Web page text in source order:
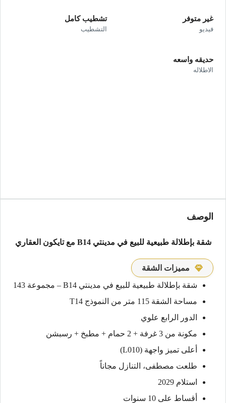
غير متوفر
فيديو
تشطيب كامل
التشطيب
حديقه واسعه
الاطلاله
الوصف
شقة بإطلالة طبيعية للبيع في مدينتي B14 مع تايكون العقاري
مميزات الشقة
شقة بإطلالة طبيعية للبيع في مدينتي B14 – مجموعة 143
مساحة الشقة 115 متر من النموذج T14
الدور الرابع علوي
مكونة من 3 غرفة + 2 حمام + مطبخ + رسبشن
أعلى تميز واجهة (L010)
طلعت مصطفى، التنازل مجاناً
استلام 2029
أقساط على 10 سنوات